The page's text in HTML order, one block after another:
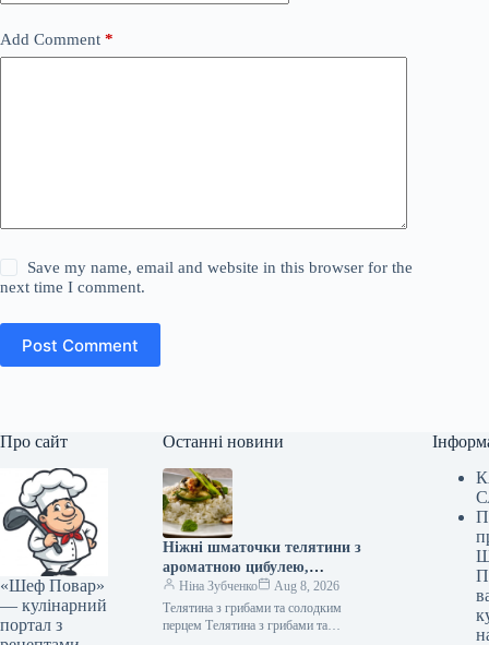
Add Comment *
Save my name, email and website in this browser for the
next time I comment.
Post Comment
Про сайт
«Шеф Повар»
— кулінарний
портал з
Останні новини
Ніжні шматочки телятини з
ароматною цибулею,
соковитими грибами та
солодким болгарським
перцем: швидкий рецепт за
Ніна Зубченко
Aug 8, 2026
Телятина з грибами та солодким
перцем Телятина з грибами та